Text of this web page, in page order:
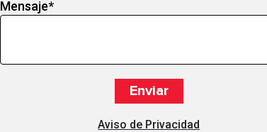
Mensaje*
Aviso de Privacidad